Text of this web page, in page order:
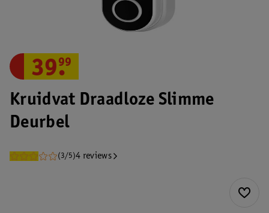
Kruidvat Draadloze Slimme
Deurbel
(3/5)4 reviews
39.
99